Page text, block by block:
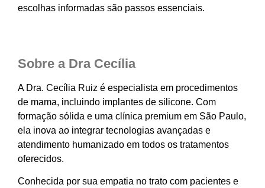
escolhas informadas são passos essenciais.
Sobre a Dra Cecília
A Dra. Cecília Ruiz é especialista em procedimentos
de mama, incluindo implantes de silicone. Com
formação sólida e uma clínica premium em São Paulo,
ela inova ao integrar tecnologias avançadas e
atendimento humanizado em todos os tratamentos
oferecidos.
Conhecida por sua empatia no trato com pacientes e